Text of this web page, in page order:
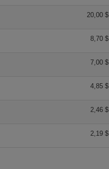
20,00 $
8,70 $
7,00 $
4,85 $
2,46 $
2,19 $